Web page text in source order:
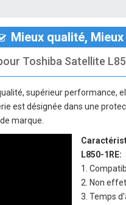
Mieux qualité,
Toshiba Satellite
supérieur performance,
est désignée dans une
marque.
L850-1RE:
1.
2. Non
3. Temps